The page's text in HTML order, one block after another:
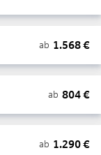
ab 1.568€
ab 804€
ab 1.290€